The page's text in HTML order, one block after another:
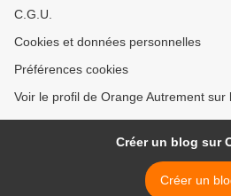
C.G.U.
Cookies et données personnelles
Préférences cookies
Voir le profil de Orange Autrement sur
Créer un blog sur
Créer un